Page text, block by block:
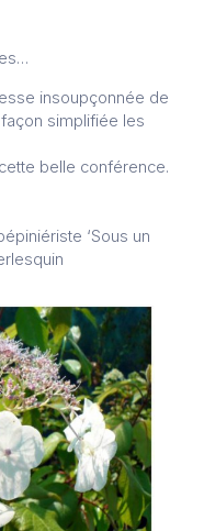
insoupçonnée de
simplifiée les
belle conférence.
‘Sous un